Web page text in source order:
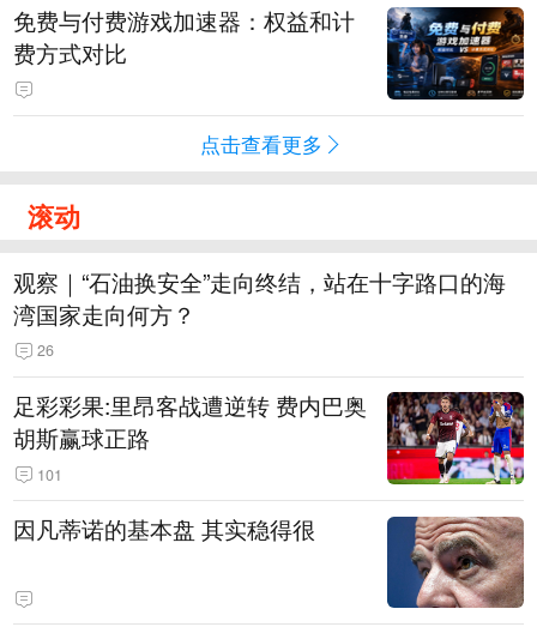
免费与付费游戏加速器：权益和计
费方式对比
点击查看更多
滚动
观察｜“石油换安全”走向终结，站在十字路口的海
湾国家走向何方？
26
足彩彩果:里昂客战遭逆转 费内巴奥
胡斯赢球正路
101
因凡蒂诺的基本盘 其实稳得很